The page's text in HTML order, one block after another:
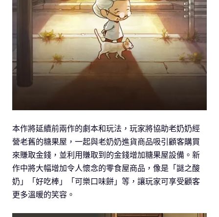
本作將延續前兩作的劇本和玩法，玩家將協助老奶奶經
營老舊的糖果屋，一起與老奶奶進貨商品吸引顧客購買
來賺取金錢，並利用賺取到的金錢增加糖果屋設備。新
作中將大幅增加令人懷念的零食屋商品，像是「謎之酸
奶」「好吃棒」「可樂口味餅」等，讓玩家可享受顧客
更多溫暖的笑容。